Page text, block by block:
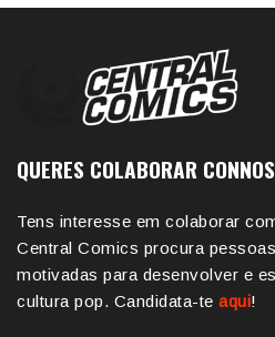
QUERES COLABORAR
Tens interesse em colaborar
Central Comics procura
motivadas para desenvolver e
cultura pop. Candidata-te aqui!